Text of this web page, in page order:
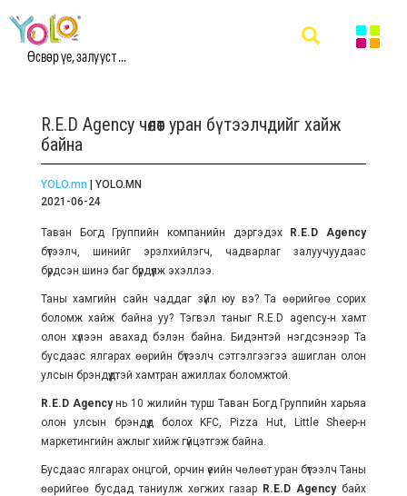
Өсвөр үе, залууст ...
R.E.D Agency чөлөөт уран бүтээлчдийг хайж
байна
YOLO.mn | YOLO.MN
2021-06-24
Таван Богд Группийн компанийн дэргэдэх
R.E.D Agency
бүтээлч, шинийг эрэлхийлэгч, чадварлаг залуучуудаас
бүрдсэн шинэ баг бүрдүүлж эхэллээ.
Таны хамгийн сайн чаддаг зүйл юу вэ? Та өөрийгөө сорих
боломж хайж байна уу? Тэгвэл таныг R.E.D agency-н хамт
олон хүлээн авахад бэлэн байна. Бидэнтэй нэгдсэнээр Та
бусдаас ялгарах өөрийн бүтээлч сэтгэлгээгээ ашиглан олон
улсын брэндүүдтэй хамтран ажиллах боломжтой.
R.E.D Agencyнь 10 жилийн турш Таван Богд Группийн харьяа
олон улсын брэндүүд болох KFC, Pizza Hut, Little Sheep-н
маркетингийн ажлыг хийж гүйцэтгэж байна.
Бусдаас ялгарах онцгой, орчин үеийн чөлөөт уран бүтээлч Таны
өөрийгөө бусдад таниулж хөгжих газар R.E.D Agencyбайх